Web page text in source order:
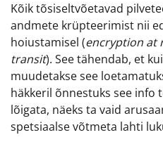
Kõik tõsiseltvõetavad
andmete krüpteerimist nii
hoiustamisel (encryption at
transit). See tähendab, et
muudetakse see
häkkeril õnnestuks see info
lõigata, näeks ta vaid
spetsiaalse võtmeta lahti